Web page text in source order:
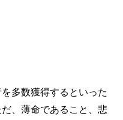
多数獲得するといった
、薄命であること、悲